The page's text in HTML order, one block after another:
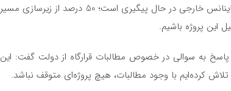
وی ادامه داد: راه‌آهن سریع‌السیر اصفهان – قم – تهران با فاینانس خارجی در حال پیگیری است؛ 50 درصد از زیرسازی مسیر
پاسخ به سوالی در خصوص مطالبات قرارگاه از دولت گفت: این
کرده‌ایم با وجود مطالبات، هیچ پروژه‌ای متوقف نباشد.